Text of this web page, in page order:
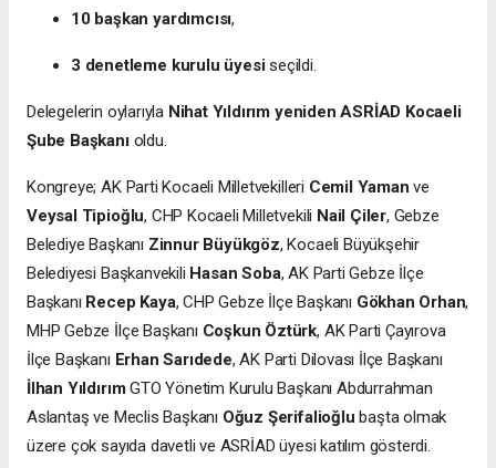
10 başkan yardımcısı,
3 denetleme kurulu üyesiseçildi.
Delegelerin oylarıyla Nihat Yıldırım yeniden ASRİAD Kocaeli
Şube Başkanıoldu.
Kongreye; AK Parti Kocaeli Milletvekilleri Cemil Yaman ve
Veysal Tipioğlu, CHP Kocaeli Milletvekili Nail Çiler, Gebze
Belediye Başkanı Zinnur Büyükgöz, Kocaeli Büyükşehir
Belediyesi Başkanvekili Hasan Soba, AK Parti Gebze İlçe
Başkanı Recep Kaya, CHP Gebze İlçe Başkanı Gökhan Orhan,
MHP Gebze İlçe Başkanı Coşkun Öztürk, AK Parti Çayırova
İlçe Başkanı Erhan Sarıdede, AK Parti Dilovası İlçe Başkanı
İlhan YıldırımGTO Yönetim Kurulu Başkanı Abdurrahman
Aslantaş ve Meclis Başkanı Oğuz Şerifalioğlu başta olmak
üzere çok sayıda davetli ve ASRİAD üyesi katılım gösterdi.